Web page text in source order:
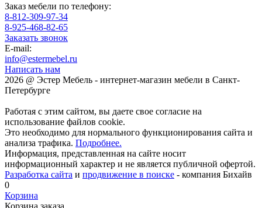
Заказ мебели по телефону:
8-812-309-97-34
8-925-468-82-65
Заказать звонок
E-mail:
info@estermebel.ru
Написать нам
2026 @ Эстер Мебель - интернет-магазин мебели в Санкт-
Петербурге
Работая с этим сайтом, вы даете свое согласие на
использование файлов cookie.
Это необходимо для нормального функционирования сайта и
анализа трафика. Подробнее.
Информация, представленная на сайте носит
информационный характер и не является публичной офертой.
Разработка сайта и продвижение в поиске - компания Бихайв
0
Корзина
Корзина заказа